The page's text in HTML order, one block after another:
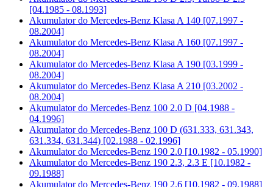
[04.1985 - 08.1993]
Akumulator do Mercedes-Benz Klasa A 140 [07.1997 -
08.2004]
Akumulator do Mercedes-Benz Klasa A 160 [07.1997 -
08.2004]
Akumulator do Mercedes-Benz Klasa A 190 [03.1999 -
08.2004]
Akumulator do Mercedes-Benz Klasa A 210 [03.2002 -
08.2004]
Akumulator do Mercedes-Benz 100 2.0 D [04.1988 -
04.1996]
Akumulator do Mercedes-Benz 100 D (631.333, 631.343,
631.334, 631.344) [02.1988 - 02.1996]
Akumulator do Mercedes-Benz 190 2.0 [10.1982 - 05.1990]
Akumulator do Mercedes-Benz 190 2.3, 2.3 E [10.1982 -
09.1988]
Akumulator do Mercedes-Benz 190 2.6 [10.1982 - 09.1988]